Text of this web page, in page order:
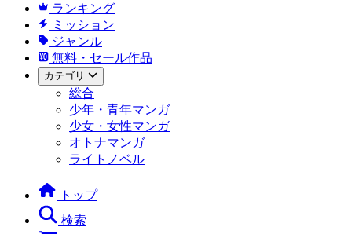
ランキング
ミッション
ジャンル
無料・セール作品
カテゴリ
総合
少年・青年マンガ
少女・女性マンガ
オトナマンガ
ライトノベル
トップ
検索